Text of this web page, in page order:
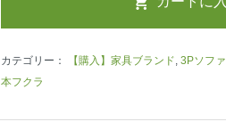
カテゴリー： 【購入】家具ブランド, 3Pソファ
本フクラ